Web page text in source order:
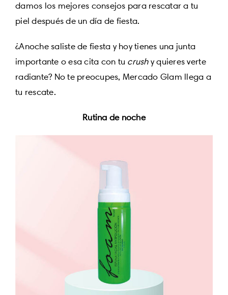
damos los mejores consejos para rescatar a tu
piel después de un día de fiesta.
¿Anoche saliste de fiesta y hoy tienes una junta
importante o esa cita con tu crushy quieres verte
radiante? No te preocupes, Mercado Glam llega a
tu rescate.
Rutina de noche